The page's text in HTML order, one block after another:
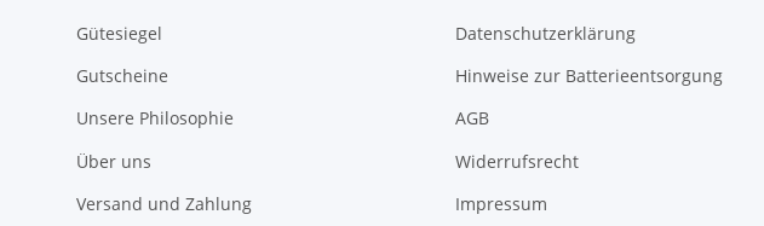
Gütesiegel
Gutscheine
Unsere Philosophie
Über uns
Versand und Zahlung
Datenschutzerklärung
Hinweise zur Batterieentsorgung
AGB
Widerrufsrecht
Impressum